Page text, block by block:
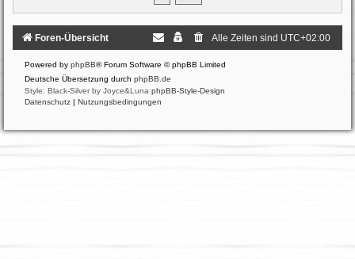
Foren-Übersicht Alle Zeiten sind UTC+02:00
Powered by phpBB® Forum Software © phpBB Limited
Deutsche Übersetzung durch phpBB.de
Style: Black-Silver by Joyce&Luna phpBB-Style-Design
Datenschutz | Nutzungsbedingungen